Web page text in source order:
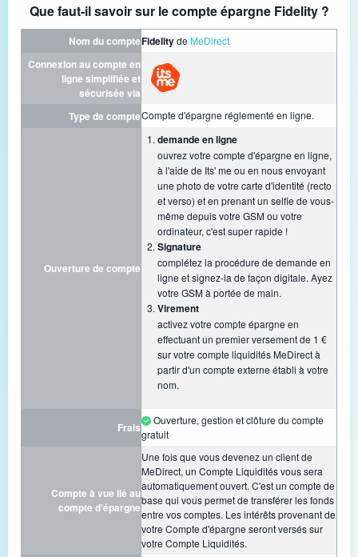
Que faut-il savoir sur le compte épargne Fidelity ?
Nom du compteFidelityde MeDirect
Connexion au compte en
ligne simplifiée et
sécurisée via
Type de compteCompte d'épargne réglementé en ligne.
Ouverture de compte
demande en ligne
ouvrez votre compte d'épargne en ligne,
à l'aide de Its' me ou en nous envoyant
une photo de votre carte d'identité (recto
et verso) et en prenant un selfie de vous-
même depuis votre GSM ou votre
ordinateur, c'est super rapide !
Signature
complétez la procédure de demande en
ligne et signez-la de façon digitale. Ayez
votre GSM à portée de main.
Virement
activez votre compte épargne en
effectuant un premier versement de 1 €
sur votre compte liquidités MeDirect à
partir d'un compte externe établi à votre
nom.
Frais
Ouverture, gestion et clôture du compte
gratuit
Compte à vue lié au
compte d'épargne
Une fois que vous devenez un client de
MeDirect, un Compte Liquidités vous sera
automatiquement ouvert. C'est un compte de
base qui vous permet de transférer les fonds
entre vos comptes. Les intérêts provenant de
votre Compte d'épargne seront versés sur
votre Compte Liquidités.